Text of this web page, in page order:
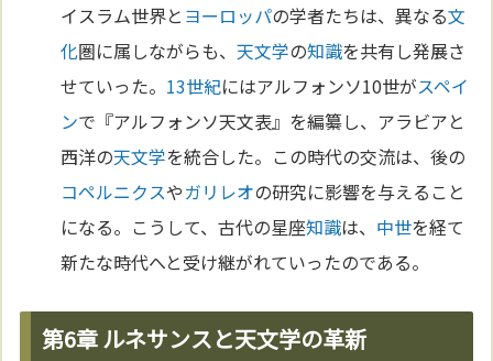
イスラム世界と ヨーロッパの学者たちは、異なる文
化圏に属しながらも、天文学の知識を共有し発展さ
せていった。 13世紀にはアルフォンソ10世がスペイ
ンで『アルフォンソ天文表』を編纂し、アラビアと
西洋の天文学を統合した。この時代の交流は、後の
コペルニクスやガリレオの研究に影響を与えること
になる。こうして、古代の星座知識は、 中世を経て
新たな時代へと受け継がれていったのである。
第6章 ルネサンスと天文学の革新